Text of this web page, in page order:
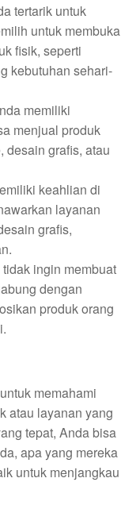
tertarik untuk
untuk membuka
fisik, seperti
kebutuhan sehari-
memiliki
menjual produk
desain grafis, atau
keahlian di
layanan
grafis,
ingin membuat
dengan
produk orang
memahami
atau layanan yang
tepat, Anda bisa
apa yang mereka
untuk menjangkau